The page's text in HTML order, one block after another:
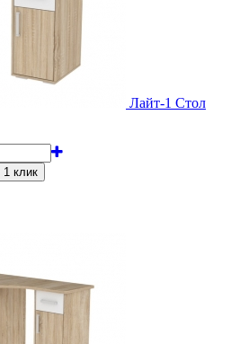
Лайт-1 Стол